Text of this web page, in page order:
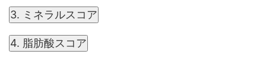
3. ミネラルスコア
4. 脂肪酸スコア